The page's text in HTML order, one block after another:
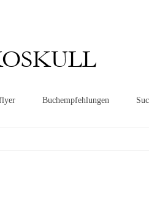
Buchempfehlungen